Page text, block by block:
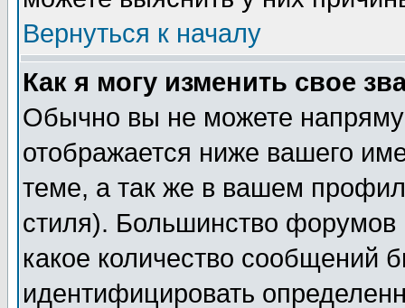
Вернуться к началу
Как я могу изменить свое
Обычно вы не можете
отображается ниже вашего
теме, а так же в вашем
стиля). Большинство форумов
какое количество сообщений
идентифицировать